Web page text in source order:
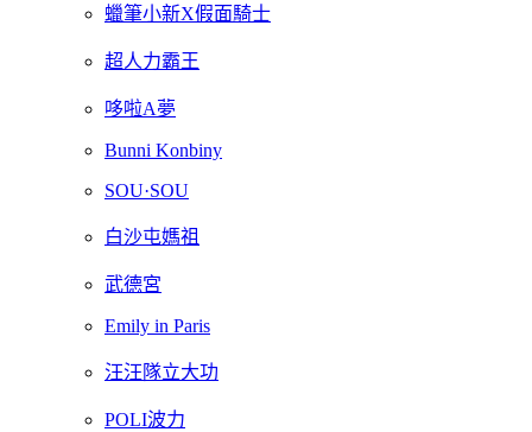
蠟筆小新X假面騎士
超人力霸王
哆啦A夢
Bunni Konbiny
SOU·SOU
白沙屯媽祖
武德宮
Emily in Paris
汪汪隊立大功
POLI波力